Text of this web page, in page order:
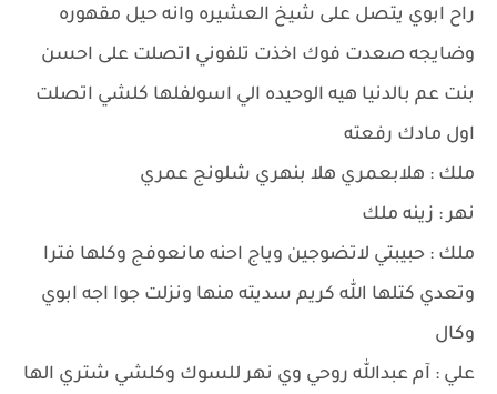
راح ابوي يتصل على شيخ العشيره وانه حيل مقهوره
وضايجه صعدت فوك اخذت تلفوني اتصلت على احسن
بنت عم بالدنيا هيه الوحيده الي اسولفلها كلشي اتصلت
اول مادك رفعته
ملك : هلابعمري هلا بنهري شلونج عمري
نهر : زينه ملك
ملك : حبيبتي لاتضوجين وياج احنه مانعوفج وكلها فترا
وتعدي كتلها الله كريم سديته منها ونزلت جوا اجه ابوي
وكال
علي : آم عبدالله روحي وي نهر للسوك وكلشي شتري الها